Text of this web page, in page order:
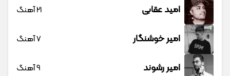
امید عقابی 21 آهنگ
امیر خوشنگار 7 آهنگ
امیر رشوند 9 آهنگ